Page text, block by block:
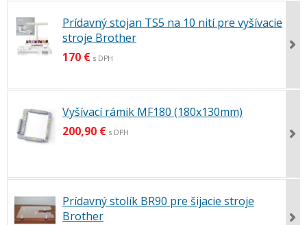
Prídavný stojan TS5 na 10 nití pre vyšívacie
stroje Brother
170 € s DPH
Vyšívací rámik MF180 (180x130mm)
200,90 € s DPH
Prídavný stolík BR90 pre šijacie stroje
Brother